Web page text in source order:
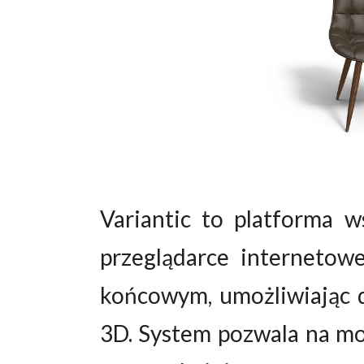
Variantic to platforma
przeglądarce
końcowym,
3D. System pozwala na